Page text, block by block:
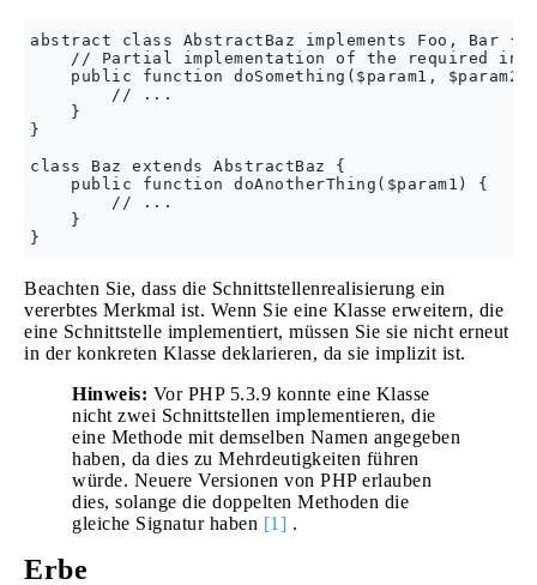
abstract class AbstractBaz implements Foo, Bar {
// Partial implementation of the required
public function doSomething($param1, $param2)
        // ...
    }
}
class Baz extends AbstractBaz {
    public function doAnotherThing($param1) {
        // ...
    }
Beachten Sie, dass die Schnittstellenrealisierung ein
vererbtes Merkmal ist. Wenn Sie eine Klasse erweitern, die
eine Schnittstelle implementiert, müssen Sie sie nicht erneut
in der konkreten Klasse deklarieren, da sie implizit ist.
Hinweis: Vor PHP 5.3.9 konnte eine Klasse
nicht zwei Schnittstellen implementieren, die
eine Methode mit demselben Namen angegeben
haben, da dies zu Mehrdeutigkeiten führen
würde. Neuere Versionen von PHP erlauben
dies, solange die doppelten Methoden die
gleiche Signatur haben [1] .
Erbe